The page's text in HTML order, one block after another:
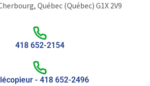
Québec (Québec) G1X 2V9
418 652-2154
- 418 652-2496